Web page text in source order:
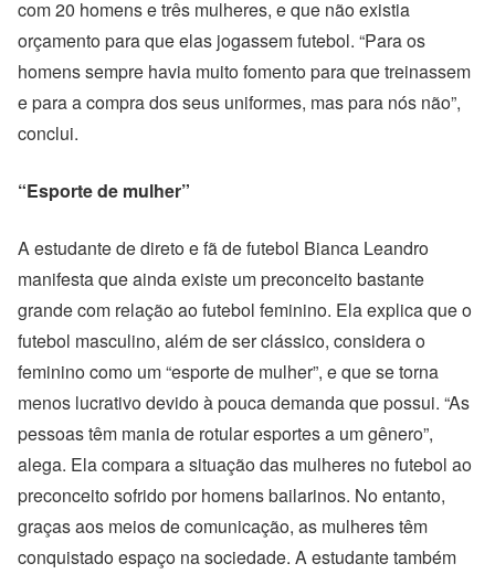
com 20 homens e três mulheres, e que não existia
orçamento para que elas jogassem futebol. “Para os
homens sempre havia muito fomento para que treinassem
e para a compra dos seus uniformes, mas para nós não”,
conclui.
“Esporte de mulher”
A estudante de direto e fã de futebol Bianca Leandro
manifesta que ainda existe um preconceito bastante
grande com relação ao futebol feminino. Ela explica que o
futebol masculino, além de ser clássico, considera o
feminino como um “esporte de mulher”, e que se torna
menos lucrativo devido à pouca demanda que possui. “As
pessoas têm mania de rotular esportes a um gênero”,
alega. Ela compara a situação das mulheres no futebol ao
preconceito sofrido por homens bailarinos. No entanto,
graças aos meios de comunicação, as mulheres têm
conquistado espaço na sociedade. A estudante também